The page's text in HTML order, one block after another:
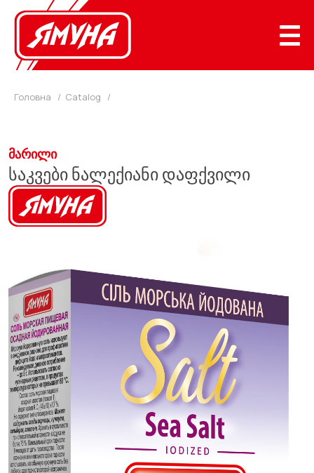
Skip
content
Головна / Catalog /
ᲛᲐᲠᲘᲚᲘ
საკვები ნალექიანი დაფქვილი